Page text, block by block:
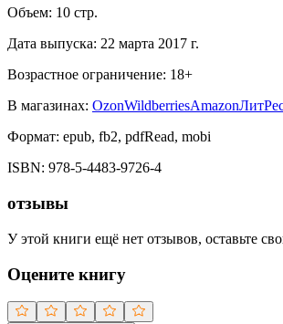
Объем: 10 стр.
Дата выпуска: 22 марта 2017 г.
Возрастное ограничение: 18+
В магазинах: OzonWildberriesAmazon
Формат: epub, fb2, pdfRead, mobi
ISBN: 978-5-4483-9726-4
отзывы
У этой книги ещё нет отзывов, оставьте
Оцените книгу